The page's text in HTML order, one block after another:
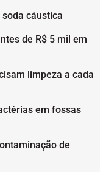
cáustica
de R$ 5 mil em
limpeza a cada
em fossas
de